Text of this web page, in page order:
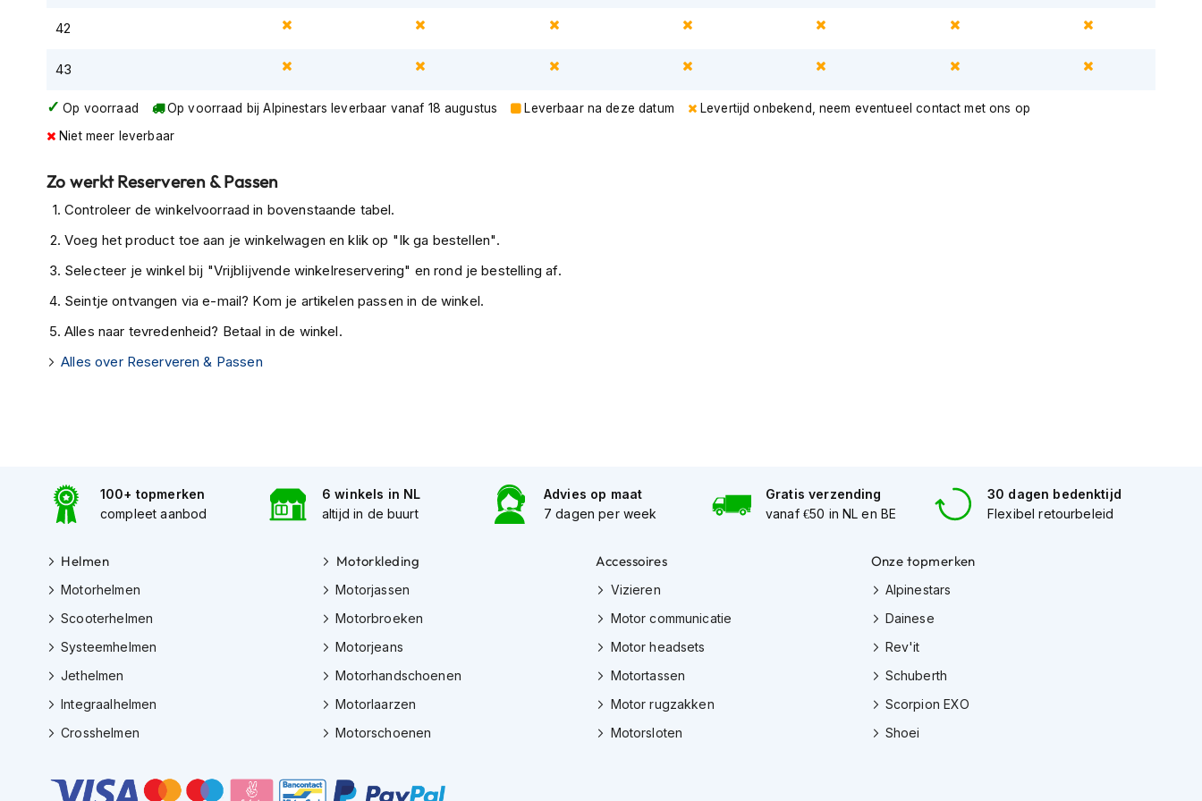
Motorbroeken
motorbroeken
Dames
motorbroeken
Waterdichte
motorbroeken
Leren
motorbroeken
Textiel
motorbroeken
Cargo
Motorjeans
Motorpakken
motorpak
Dames
motorpak
Eendelig
Tweedelig
42
43
Op voorraad Op voorraad bij Alpinestars leverbaar vanaf 18 augustus Leverbaar na deze datum
Levertijd onbekend, neem eventueel contact met ons op
Niet meer leverbaar
Zo werkt Reserveren & Passen
Controleer de winkelvoorraad in bovenstaande tabel.
Voeg het product toe aan je winkelwagen en klik op "Ik ga bestellen".
Selecteer je winkel bij "Vrijblijvende winkelreservering" en rond je bestelling af.
Seintje ontvangen via e-mail? Kom je artikelen passen in de winkel.
Alles naar tevredenheid? Betaal in de winkel.
Alles over Reserveren & Passen
100+ topmerken
compleet aanbod
6 winkels in NL
altijd in de buurt
Advies op maat
7 dagen per week
Gratis verzending
vanaf €50 in NL en BE
30 dagen bedenktijd
Flexibel retourbeleid
Helmen
Motorhelmen
Scooterhelmen
Systeemhelmen
Jethelmen
Integraalhelmen
Crosshelmen
Motorkleding
Motorjassen
Motorbroeken
Motorjeans
Motorhandschoenen
Motorlaarzen
Motorschoenen
Accessoires
Vizieren
Motor communicatie
Motor headsets
Motortassen
Motor rugzakken
Motorsloten
Onze topmerken
Alpinestars
Dainese
Rev'it
Schuberth
Scorpion EXO
Shoei